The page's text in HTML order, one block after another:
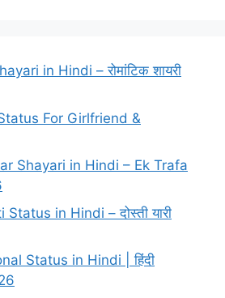
in Hindi – रोमांटिक शायरी
For Girlfriend &
Shayari in Hindi – Ek Trafa
in Hindi – दोस्ती यारी
Status in Hindi | हिंदी